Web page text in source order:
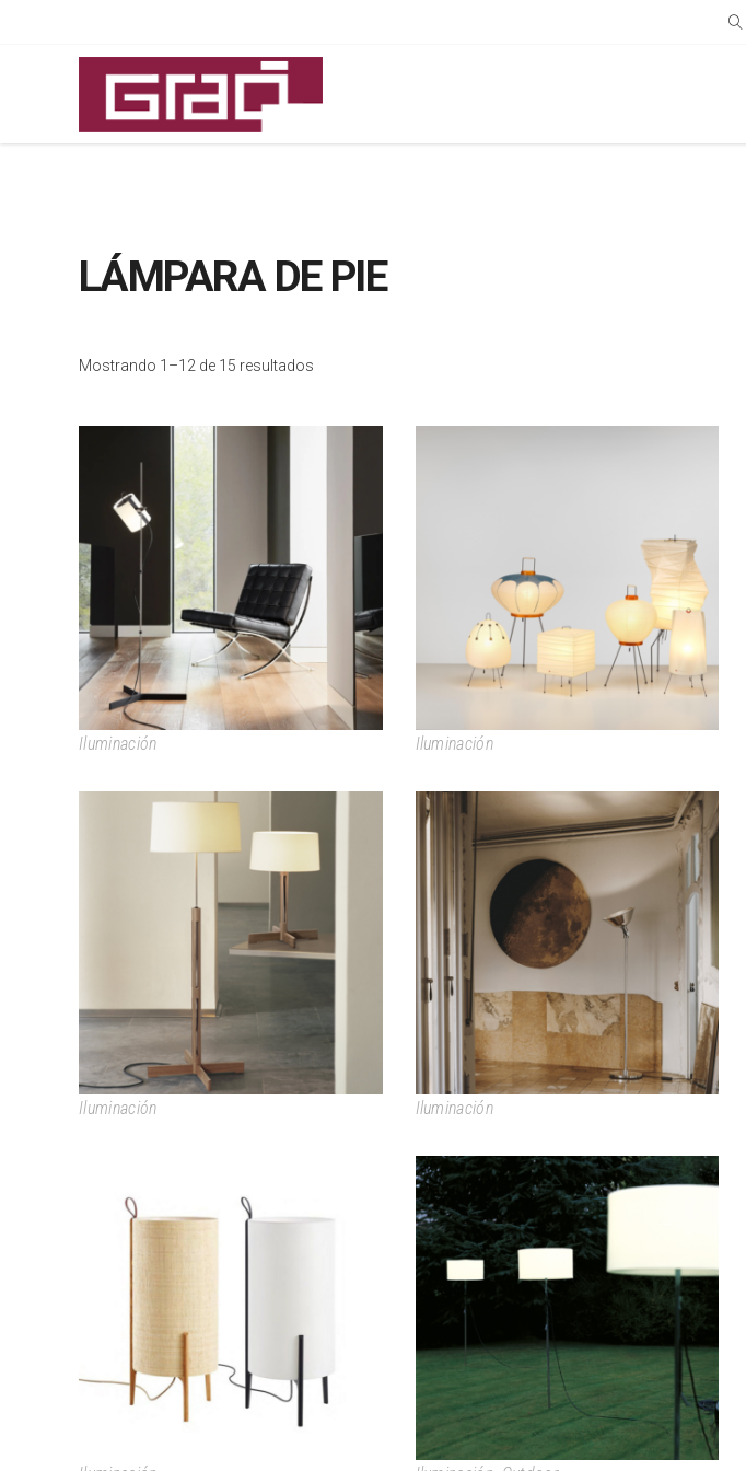
LÁMPARA DE PIE
Mostrando 1–12 de 15 resultados
MAGNETIC & MAGNETIC
Iluminación
AKARI
Iluminación
FAD
Iluminación
GATCPAC
Iluminación
HARRY